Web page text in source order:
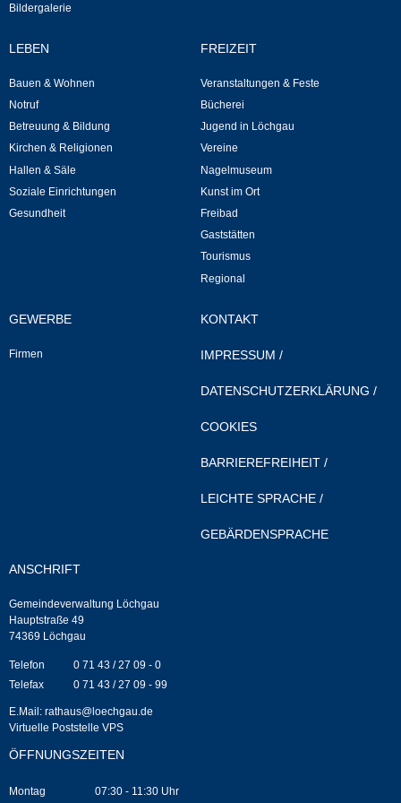
Betreuung & Bildung
Schulen
Kindergärten
Sporthalle Greuth
Schulturnhalle
Freizeit
Bildergalerie
LEBEN
Bauen & Wohnen
Notruf
Betreuung & Bildung
Kirchen & Religionen
Hallen & Säle
Soziale Einrichtungen
Gesundheit
FREIZEIT
Veranstaltungen & Feste
Bücherei
Jugend in Löchgau
Vereine
Nagelmuseum
Kunst im Ort
Freibad
Gaststätten
Tourismus
Regional
GEWERBE
Firmen
KONTAKT
IMPRESSUM /
DATENSCHUTZERKLÄRUNG /
COOKIES
BARRIEREFREIHEIT /
LEICHTE SPRACHE /
GEBÄRDENSPRACHE
ANSCHRIFT
Gemeindeverwaltung Löchgau
Hauptstraße 49
74369 Löchgau
Telefon
0 71 43 / 27 09 - 0
Telefax
0 71 43 / 27 09 - 99
E.Mail: rathaus@loechgau.de
Virtuelle Poststelle VPS
ÖFFNUNGSZEITEN
Montag 07:30 - 11:30 Uhr